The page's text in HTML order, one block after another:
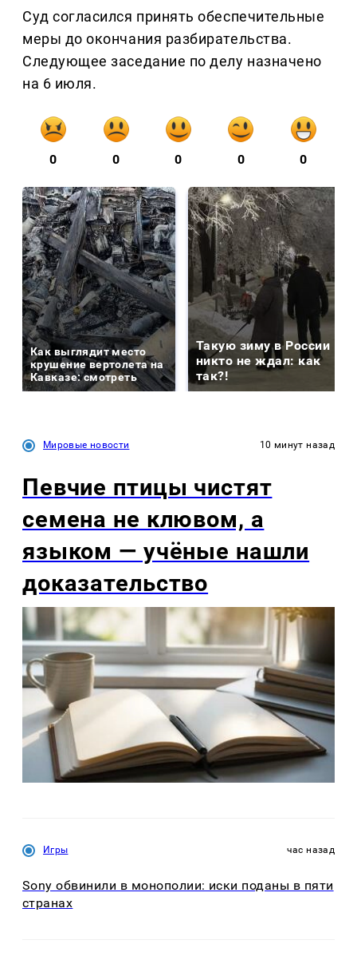
Суд согласился принять обеспечительные
меры до окончания разбирательства.
Следующее заседание по делу назначено
на 6 июля.
0 0 0 0 0
Как выглядит место
крушение вертолета на
Кавказе: смотреть
Такую зиму в России
никто не ждал: как
так?!
Мировые новости 10 минут назад
Певчие птицы чистят
семена не клювом, а
языком — учёные нашли
доказательство
Игры час назад
Sony обвинили в монополии: иски поданы в пяти
странах